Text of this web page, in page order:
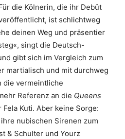
die Kölnerin, die ihr Debüt
ist schlichtweg
deinen Weg und präsentier
singt die Deutsch-
gibt sich im Vergleich zum
martialisch und mit durchweg
die vermeintliche
Referenz an die Queens
Kuti. Aber keine Sorge:
nubischen Sirenen zum
& Schulter und Yourz